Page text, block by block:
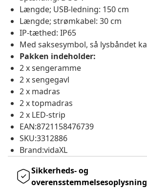
Længde; USB-ledning: 150 cm
Længde; strømkabel: 30 cm
IP-tæthed: IP65
Med saksesymbol, så lysbåndet
Pakken indeholder:
2 x sengeramme
2 x sengegavl
2 x madras
2 x topmadras
2 x LED-strip
EAN:8721158476739
SKU:3312886
Brand:vidaXL
Sikkerheds- og